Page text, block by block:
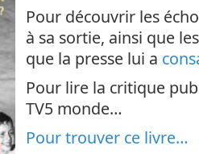
Pour découvrir les
à sa sortie, ainsi que
que la presse lui a
Pour lire la critique
TV5 monde…
Pour trouver ce livre…